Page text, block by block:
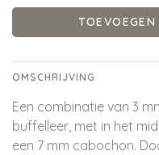
OMSCHRIJVING
Een combinatie van 3
buffelleer, met in het
een 7 mm cabochon.